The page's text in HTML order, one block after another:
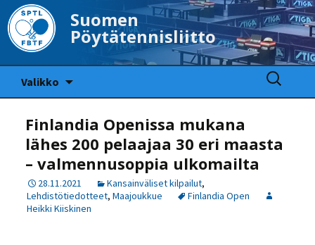
Suomen
Pöytätennisliitto
Valikko
Haku:
Finlandia Openissa mukana
lähes 200 pelaajaa 30 eri maasta
– valmennusoppia ulkomailta
28.11.2021 Kansainväliset kilpailut,
Lehdistötiedotteet, Maajoukkue
Finlandia Open
Heikki Kiiskinen